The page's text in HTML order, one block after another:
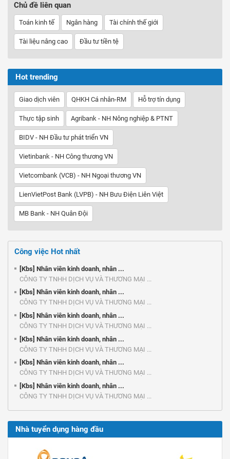
Chủ đề liên quan
Toán kinh tế Ngân hàng Tài chính thế giới
Tài liệu nâng cao Đầu tư tiền tệ
Hot trending
Giao dịch viên QHKH Cá nhân-RM Hỗ trợ tín dụng
Thực tập sinh Agribank - NH Nông nghiệp & PTNT
BIDV - NH Đầu tư phát triển VN
Vietinbank - NH Công thương VN
Vietcombank (VCB) - NH Ngoại thương VN
LienVietPost Bank (LVPB) - NH Bưu Điện Liên Việt
MB Bank - NH Quân Đội
Công việc Hot nhất
[Kbs] Nhân viên kinh doanh, nhân ...
CÔNG TY TNHH DỊCH VỤ VÀ THƯƠNG MẠI ...
[Kbs] Nhân viên kinh doanh, nhân ...
CÔNG TY TNHH DỊCH VỤ VÀ THƯƠNG MẠI ...
[Kbs] Nhân viên kinh doanh, nhân ...
CÔNG TY TNHH DỊCH VỤ VÀ THƯƠNG MẠI ...
[Kbs] Nhân viên kinh doanh, nhân ...
CÔNG TY TNHH DỊCH VỤ VÀ THƯƠNG MẠI ...
[Kbs] Nhân viên kinh doanh, nhân ...
CÔNG TY TNHH DỊCH VỤ VÀ THƯƠNG MẠI ...
[Kbs] Nhân viên kinh doanh, nhân ...
CÔNG TY TNHH DỊCH VỤ VÀ THƯƠNG MẠI ...
Nhà tuyển dụng hàng đầu